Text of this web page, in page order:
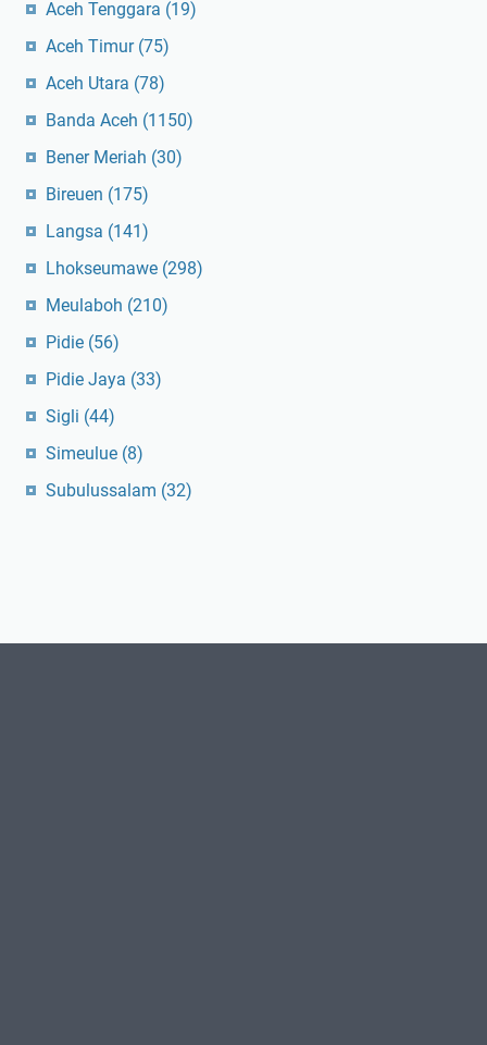
Aceh Tenggara (19)
Aceh Timur (75)
Aceh Utara (78)
Banda Aceh (1150)
Bener Meriah (30)
Bireuen (175)
Langsa (141)
Lhokseumawe (298)
Meulaboh (210)
Pidie (56)
Pidie Jaya (33)
Sigli (44)
Simeulue (8)
Subulussalam (32)